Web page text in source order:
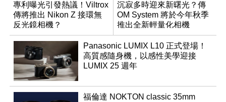
專利曝光引發熱議！Viltrox
傳將推出 Nikon Z 接環無
反光鏡相機？
沉寂多時迎來新曙光？傳
OM System 將於今年秋季
推出全新輕量化相機
Panasonic LUMIX L10 正式登場！
高質感隨身機，以感性美學迎接
LUMIX 25 週年
福倫達 NOKTON classic 35mm